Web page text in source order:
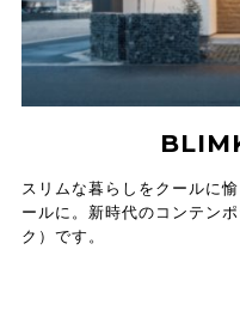
スリムな暮らしをクールに
ールに。新時代のコンテン
ク）です。